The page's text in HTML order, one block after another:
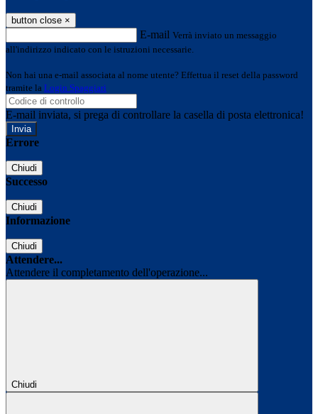
button close ×
E-mail Verrà inviato un messaggio
all'indirizzo indicato con le istruzioni necessarie.
Non hai una e-mail associata al nome utente? Effettua il reset della password
tramite la Login Spaggiari
E-mail inviata, si prega di controllare la casella di posta elettronica!
Errore
Chiudi
Successo
Chiudi
Informazione
Chiudi
Attendere...
Attendere il completamento dell'operazione...
Chiudi